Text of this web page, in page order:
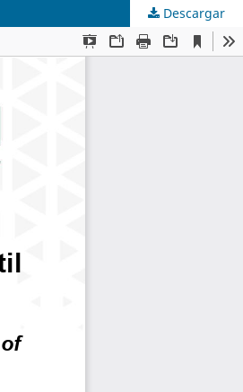
Descargar